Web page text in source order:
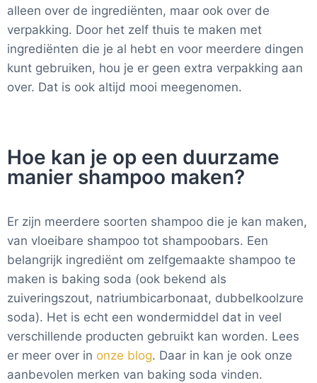
alleen over de ingrediënten, maar ook over de
verpakking. Door het zelf thuis te maken met
ingrediënten die je al hebt en voor meerdere dingen
kunt gebruiken, hou je er geen extra verpakking aan
over. Dat is ook altijd mooi meegenomen.
Hoe kan je op een duurzame
manier shampoo maken?
Er zijn meerdere soorten shampoo die je kan maken,
van vloeibare shampoo tot shampoobars. Een
belangrijk ingrediënt om zelfgemaakte shampoo te
maken is baking soda (ook bekend als
zuiveringszout, natriumbicarbonaat, dubbelkoolzure
soda). Het is echt een wondermiddel dat in veel
verschillende producten gebruikt kan worden. Lees
er meer over in onze blog. Daar in kan je ook onze
aanbevolen merken van baking soda vinden.